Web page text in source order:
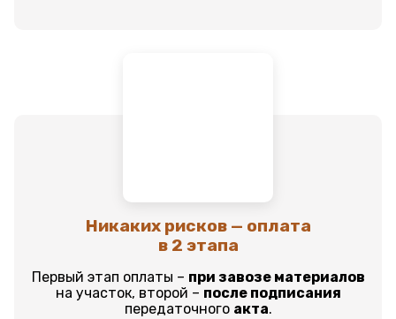
Никаких рисков — оплата
в 2 этапа
Первый этап оплаты – при завозе материалов
на участок, второй – после подписания
передаточного акта.